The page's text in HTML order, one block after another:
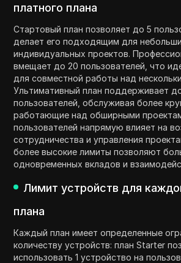
платного плана
Стартовый план позволяет до 5
делает его подходящим для
индивидуальных проектов.
вмещает до 20 пользователей, что
для совместной работы над
Ультимативный план поддерживает
пользователей, обслуживая более
работающие над обширными
пользователей напрямую влияет на
сотрудничества и управления
более высокие лимиты позволяют
одновременных вкладов и
Лимит устройств для
плана
Каждый план имеет определенные
количеству устройств: план Starter
использовать 1 устройство на